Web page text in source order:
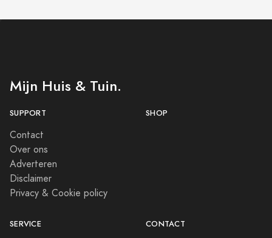
Mijn Huis & Tuin.
SUPPORT
Contact
Over ons
Adverteren
Disclaimer
Privacy & Cookie policy
SHOP
SERVICE CONTACT